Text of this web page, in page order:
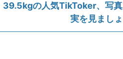
39.5kgの人気TikToker、写
実を見まし